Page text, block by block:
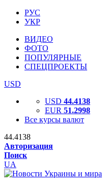
РУС
УКР
ВИДЕО
ФОТО
ПОПУЛЯРНЫЕ
СПЕЦПРОЕКТЫ
USD
USD 44.4138
EUR 51.2998
Все курсы валют
44.4138
Авторизация
Поиск
UA